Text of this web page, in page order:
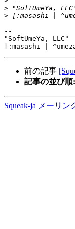
>
>
--
"SoftUmeYa, LLC"
前の記事
記事の並び順:
Squeak-ja メーリ